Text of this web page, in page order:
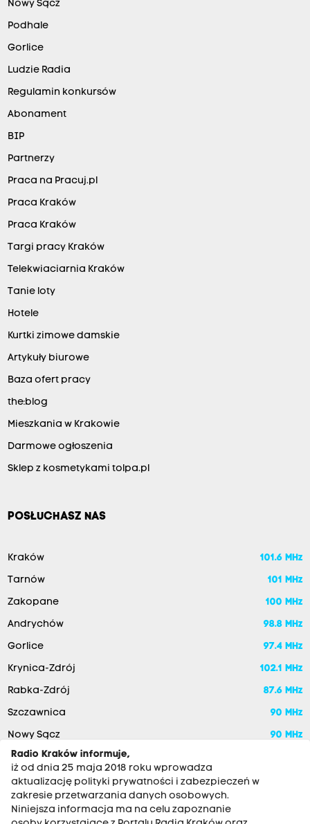
Nowy Sącz
Podhale
Gorlice
Ludzie Radia
Regulamin konkursów
Abonament
BIP
Partnerzy
Praca na Pracuj.pl
Praca Kraków
Praca Kraków
Targi pracy Kraków
Telekwiaciarnia Kraków
Tanie loty
Hotele
Kurtki zimowe damskie
Artykuły biurowe
Baza ofert pracy
the:blog
Mieszkania w Krakowie
Darmowe ogłoszenia
Sklep z kosmetykami tolpa.pl
POSŁUCHASZ NAS
Kraków 101.6 MHz
Tarnów 101 MHz
Zakopane 100 MHz
Andrychów 98.8 MHz
Gorlice 97.4 MHz
Krynica-Zdrój 102.1 MHz
Rabka-Zdrój 87.6 MHz
Szczawnica 90 MHz
Nowy Sącz
90 MHz
Radio Kraków informuje,
iż od dnia 25 maja 2018 roku wprowadza
aktualizację polityki prywatności i zabezpieczeń w
zakresie przetwarzania danych osobowych.
Niniejsza informacja ma na celu zapoznanie